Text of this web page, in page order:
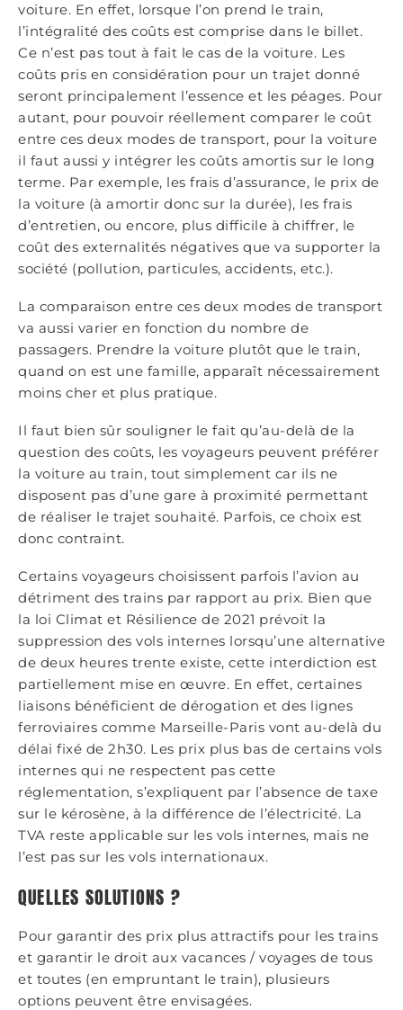
voiture. En effet, lorsque l’on prend le train,
l’intégralité des coûts est comprise dans le billet.
Ce n’est pas tout à fait le cas de la voiture. Les
coûts pris en considération pour un trajet donné
seront principalement l’essence et les péages. Pour
autant, pour pouvoir réellement comparer le coût
entre ces deux modes de transport, pour la voiture
il faut aussi y intégrer les coûts amortis sur le long
terme. Par exemple, les frais d’assurance, le prix de
la voiture (à amortir donc sur la durée), les frais
d’entretien, ou encore, plus difficile à chiffrer, le
coût des externalités négatives que va supporter la
société (pollution, particules, accidents, etc.).
La comparaison entre ces deux modes de transport
va aussi varier en fonction du nombre de
passagers. Prendre la voiture plutôt que le train,
quand on est une famille, apparaît nécessairement
moins cher et plus pratique.
Il faut bien sûr souligner le fait qu’au-delà de la
question des coûts, les voyageurs peuvent préférer
la voiture au train, tout simplement car ils ne
disposent pas d’une gare à proximité permettant
de réaliser le trajet souhaité. Parfois, ce choix est
donc contraint.
Certains voyageurs choisissent parfois l’avion au
détriment des trains par rapport au prix. Bien que
la loi Climat et Résilience de 2021 prévoit la
suppression des vols internes lorsqu’une alternative
de deux heures trente existe, cette interdiction est
partiellement mise en œuvre. En effet, certaines
liaisons bénéficient de dérogation et des lignes
ferroviaires comme Marseille-Paris vont au-delà du
délai fixé de 2h30. Les prix plus bas de certains vols
internes qui ne respectent pas cette
réglementation, s’expliquent par l’absence de taxe
sur le kérosène, à la différence de l’électricité. La
TVA reste applicable sur les vols internes, mais ne
l’est pas sur les vols internationaux.
QUELLES SOLUTIONS ?
Pour garantir des prix plus attractifs pour les trains
et garantir le droit aux vacances / voyages de tous
et toutes (en empruntant le train), plusieurs
options peuvent être envisagées.